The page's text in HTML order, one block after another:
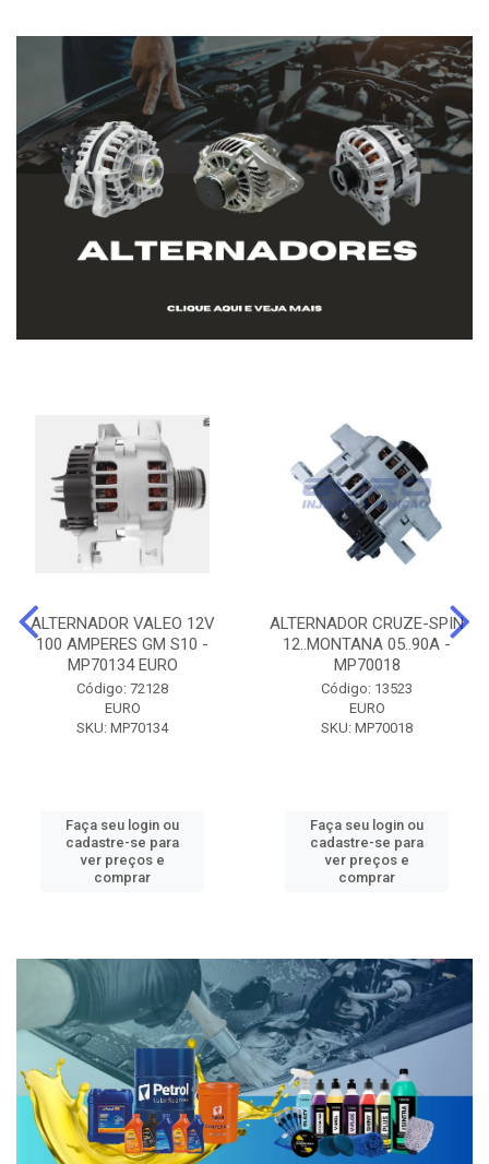
ALTERNADOR VALEO 12V
100 AMPERES GM S10 -
MP70134 EURO
Código: 72128
EURO
SKU: MP70134
Faça seu login ou
cadastre-se para
ver preços e
comprar
ALTERNADOR CRUZE-SPIN
12..MONTANA 05..90A -
MP70018
Código: 13523
EURO
SKU: MP70018
Faça seu login ou
cadastre-se para
ver preços e
comprar